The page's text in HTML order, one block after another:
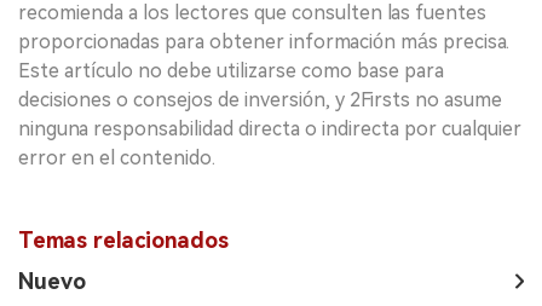
recomienda a los lectores que consulten las fuentes
proporcionadas para obtener información más precisa.
Este artículo no debe utilizarse como base para
decisiones o consejos de inversión, y 2Firsts no asume
ninguna responsabilidad directa o indirecta por cualquier
error en el contenido.
Temas relacionados
Nuevo